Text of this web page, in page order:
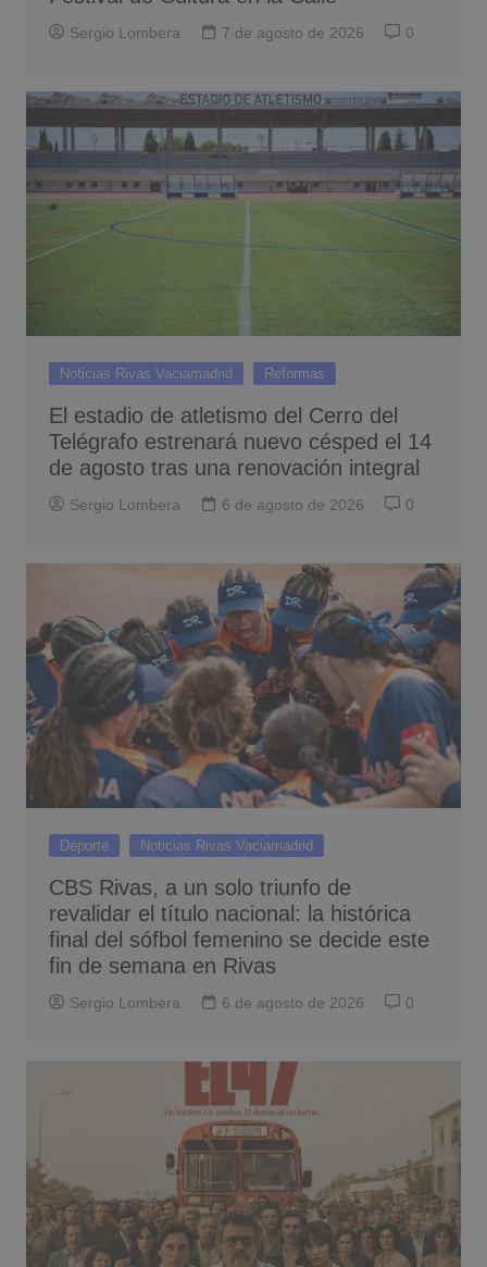
Sergio Lombera 7 de agosto de 2026 0
Noticias Rivas Vaciamadrid Reformas
El estadio de atletismo del Cerro del
Telégrafo estrenará nuevo césped el 14
de agosto tras una renovación integral
Sergio Lombera 6 de agosto de 2026 0
Deporte Noticias Rivas Vaciamadrid
CBS Rivas, a un solo triunfo de
revalidar el título nacional: la histórica
final del sófbol femenino se decide este
fin de semana en Rivas
Sergio Lombera 6 de agosto de 2026 0